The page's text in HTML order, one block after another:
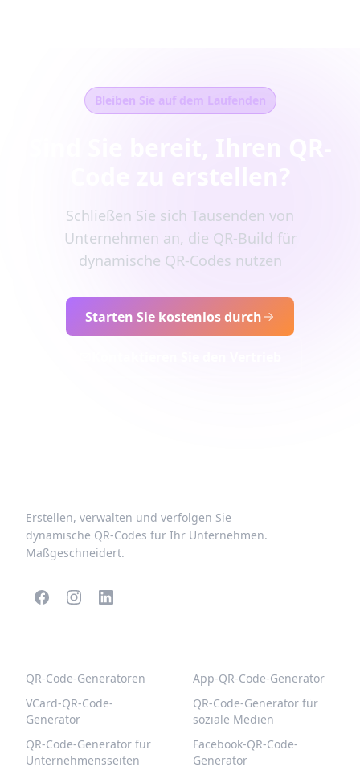
Bleiben Sie auf dem Laufenden
Schließen Sie sich Tausenden von
Unternehmen an, die QR-Build für
dynamische QR-Codes nutzen
Starten Sie kostenlos durch
Erstellen, verwalten und verfolgen Sie
dynamische QR-Codes für Ihr Unternehmen.
Maßgeschneidert.
QR-Code-Generatoren
VCard-QR-Code-
Generator
QR-Code-Generator für
Unternehmensseiten
App-QR-Code-Generator
QR-Code-Generator für
soziale Medien
Facebook-QR-Code-
Generator